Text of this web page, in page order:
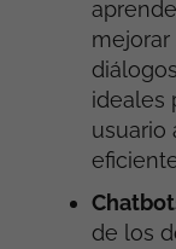
ideales
usuario
de los